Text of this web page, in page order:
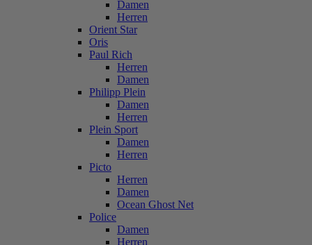
Damen
Herren
Orient Star
Oris
Paul Rich
Herren
Damen
Philipp Plein
Damen
Herren
Plein Sport
Damen
Herren
Picto
Herren
Damen
Ocean Ghost Net
Police
Damen
Herren